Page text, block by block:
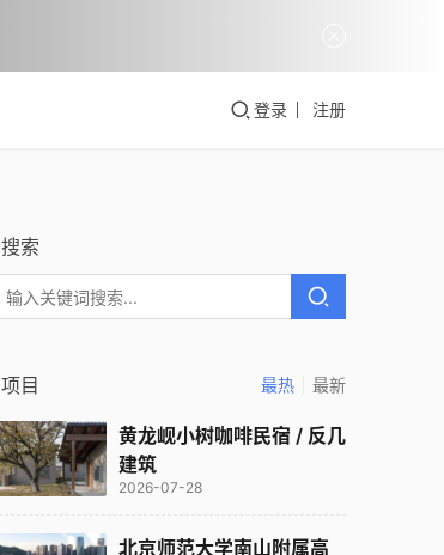
登录 注册
搜索
项目 最热 最新
黄龙岘小树咖啡民宿 / 反几
建筑
2026-07-28
北京师范大学南山附属高